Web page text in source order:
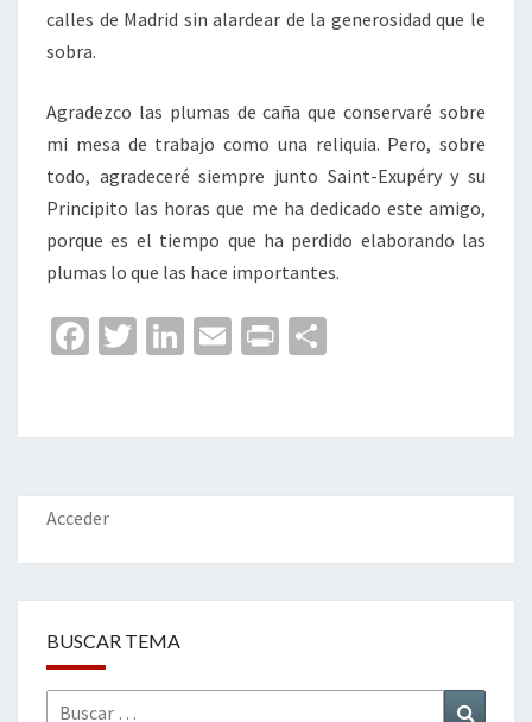
calles de Madrid sin alardear de la generosidad que le
sobra.
Agradezco las plumas de caña que conservaré sobre
mi mesa de trabajo como una reliquia. Pero, sobre
todo, agradeceré siempre junto Saint-Exupéry y su
Principito las horas que me ha dedicado este amigo,
porque es el tiempo que ha perdido elaborando las
plumas lo que las hace importantes.
Fa
o
o
k
T
er
Li
dI
n
E
l
Pr
p
ar
Acceder
BUSCAR TEMA
Buscar